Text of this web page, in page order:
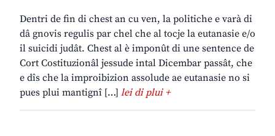
Dentri de fin di chest an cu ven, la politiche e varà di
dâ gnovis regulis par chel che al tocje la eutanasie e/o
il suicidi judât. Chest al è imponût di une sentence de
Cort Costituzionâl jessude intal Dicembar passât, che
e dîs che la improibizion assolude ae eutanasie no si
pues plui mantignî […] lei di plui +